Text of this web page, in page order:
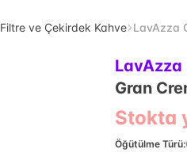
Filtre ve Çekirdek Kahve LavAzza
LavAzza
Gran
Stokta
Öğütülme Türü: